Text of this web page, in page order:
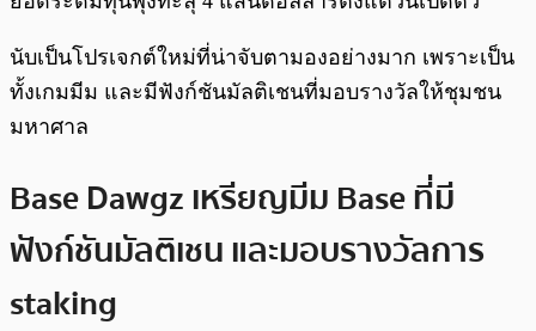
นับเป็นโปรเจกต์ใหม่ที่น่าจับตามองอย่างมาก เพราะเป็น
ทั้งเกมมีม และมีฟังก์ชันมัลติเชนที่มอบรางวัลให้ชุมชน
มหาศาล
Base Dawgz เหรียญมีม Base ที่มี
ฟังก์ชันมัลติเชน และมอบรางวัลการ
staking